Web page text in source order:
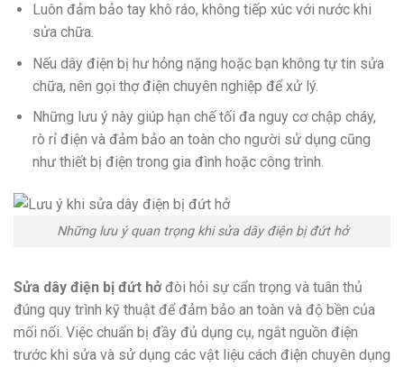
Luôn đảm bảo tay khô ráo, không tiếp xúc với nước khi
sửa chữa.
Nếu dây điện bị hư hỏng nặng hoặc bạn không tự tin sửa
chữa, nên gọi thợ điện chuyên nghiệp để xử lý.
Những lưu ý này giúp hạn chế tối đa nguy cơ chập cháy,
rò rỉ điện và đảm bảo an toàn cho người sử dụng cũng
như thiết bị điện trong gia đình hoặc công trình.
Những lưu ý quan trọng khi sửa dây điện bị đứt hở
Sửa dây điện bị đứt hởđòi hỏi sự cẩn trọng và tuân thủ
đúng quy trình kỹ thuật để đảm bảo an toàn và độ bền của
mối nối. Việc chuẩn bị đầy đủ dụng cụ, ngắt nguồn điện
trước khi sửa và sử dụng các vật liệu cách điện chuyên dụng